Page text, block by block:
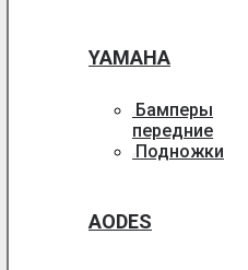
YAMAHA
Бамперы
передние
Подножки
AODES